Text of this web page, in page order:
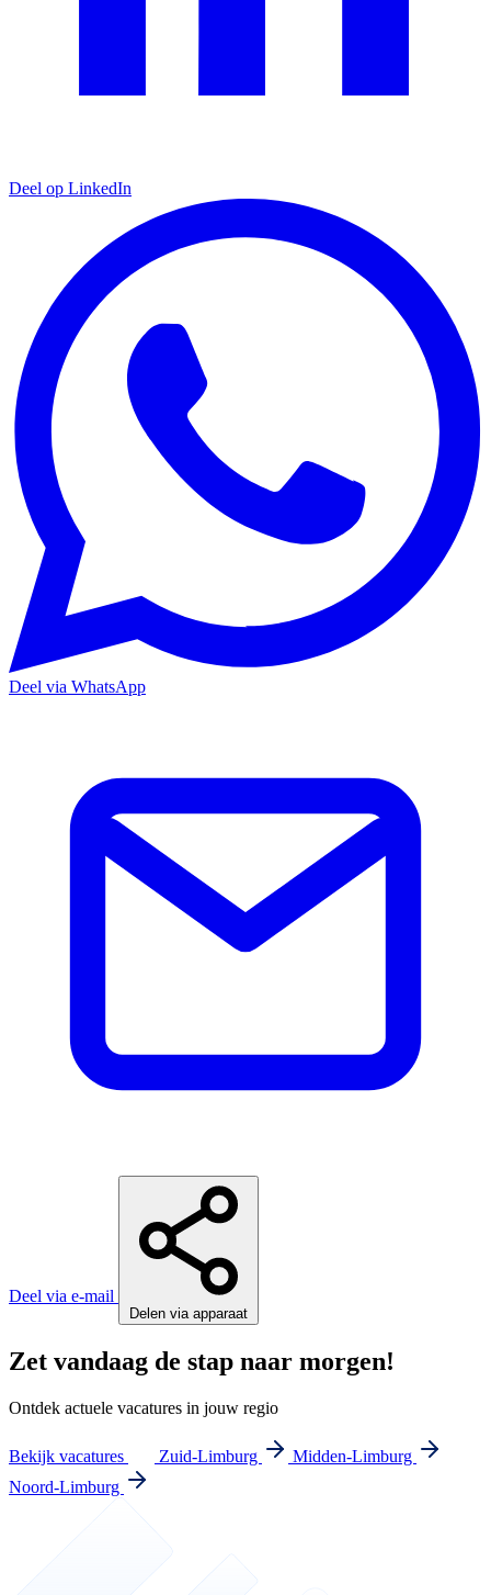
Deel op LinkedIn
Deel via WhatsApp
Deel via e-mail
Delen via apparaat
Zet vandaag de stap naar morgen!
Ontdek actuele vacatures in jouw regio
Bekijk vacatures Zuid-Limburg
Midden-Limburg
Noord-Limburg